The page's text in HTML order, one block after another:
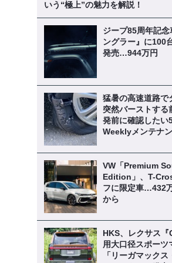
いう“極上”の魅力を解説！
ジープ85周年記念
ングラー』に100
発売…944万円
猛暑の高速道路で
突然バーストする
発前に確認したい
Weeklyメンテナ
VW「Premium
Edition」、T-
フに限定車…432
から
HKS、レクサス『
用大口径スポーツ
「リーガマックス